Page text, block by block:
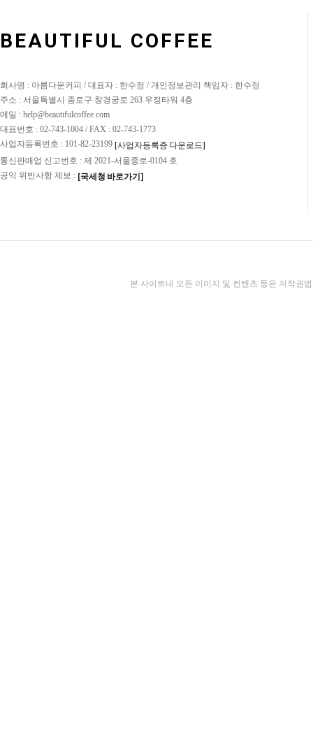
BEAUTIFUL COFFEE
회사명 : 아름다운커피 / 대표자 : 한수정 / 개인정보관리 책임자 : 한수정
주소 : 서울특별시 종로구 창경궁로 263 우정타워 4층
메일 : help@beautifulcoffee.com
대표번호 : 02-743-1004 / FAX : 02-743-1773
사업자등록번호 : 101-82-23199 [사업자등록증 다운로드]
통신판매업 신고번호 : 제 2021-서울종로-0104 호
공익 위반사항 제보 : [국세청 바로가기]
본 사이트내 모든 이미지 및 컨텐츠 등은 저작권